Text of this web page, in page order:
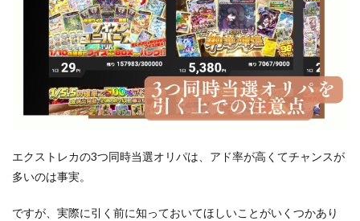
エクストレカの3つ同時当選オリパは、アド率が高くてチャンスが
多いのは事実。
ですが、実際に引く前に知っておいてほしいことがいくつかあり